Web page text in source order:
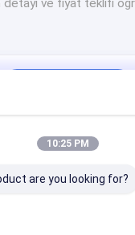
10:25 PM
are you looking for?